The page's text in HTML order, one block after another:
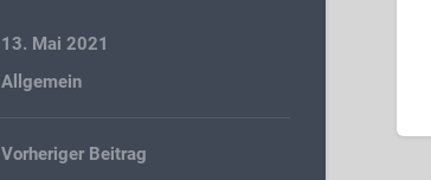
13. Mai 2021
Allgemein
Vorheriger Beitrag